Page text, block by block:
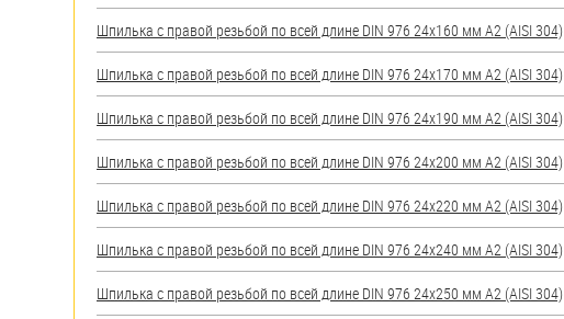
Шпилька с правой резьбой по всей длине DIN 976 24х160 мм А2 (AISI 304)
Шпилька с правой резьбой по всей длине DIN 976 24х170 мм А2 (AISI 304)
Шпилька с правой резьбой по всей длине DIN 976 24х190 мм А2 (AISI 304)
Шпилька с правой резьбой по всей длине DIN 976 24х200 мм А2 (AISI 304)
Шпилька с правой резьбой по всей длине DIN 976 24х220 мм А2 (AISI 304)
Шпилька с правой резьбой по всей длине DIN 976 24х240 мм А2 (AISI 304)
Шпилька с правой резьбой по всей длине DIN 976 24х250 мм А2 (AISI 304)